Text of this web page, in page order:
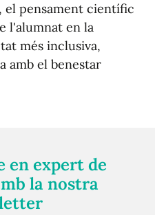
pensament científic
l'alumnat en la
més inclusiva,
amb el benestar
en expert de
la nostra